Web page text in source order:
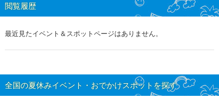
閲覧履歴
最近見たイベント＆スポットページはありません。
全国の夏休みイベント・おでかけスポットを探す